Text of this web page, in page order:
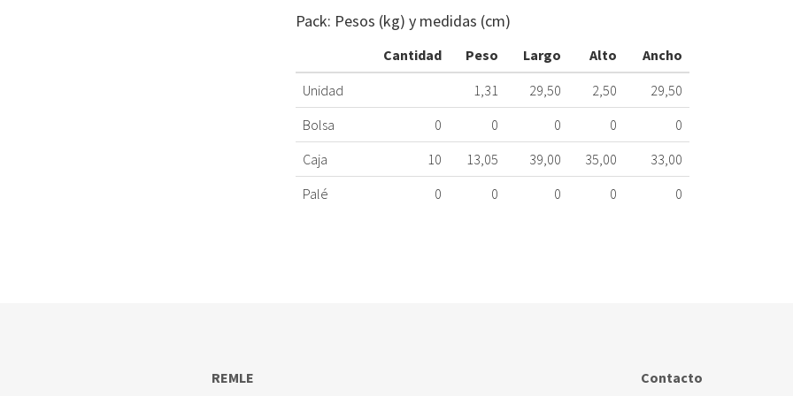
Pack: Pesos (kg) y medidas (cm)
Cantidad Peso Largo Alto
Ancho
Unidad
1,31 29,50 2,50
29,50
Bolsa
0 0 0 0
0
Caja
10 13,05 39,00 35,00
33,00
Palé
0 0 0 0 0
REMLE Contacto